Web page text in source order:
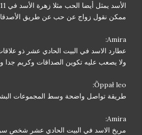
الأسد يمثل أيضا الحب مثلا زهرة الأسد في 11
ممكن نقول زواج عن حب عن طريق
Amira:
عطارد الاسد في البيت الحادي عشر ذو
ولا يصعب عليه تكوين الصداقات وكريم جدا
Õppał leo:
طريقة تواصل واضحة وسط المجموعات
Amira:
مريخ الاسد في البيت الحادي عشر شخص